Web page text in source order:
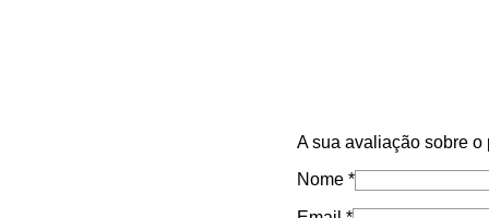
A sua avaliação sobre o
Nome *